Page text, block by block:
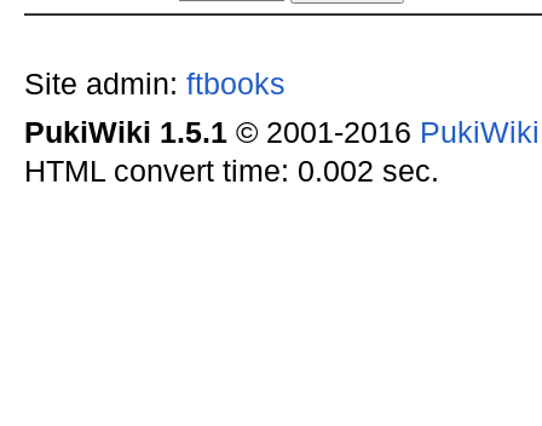
Site admin: ftbooks
PukiWiki 1.5.1© 2001-2016
HTML convert time: 0.002 sec.